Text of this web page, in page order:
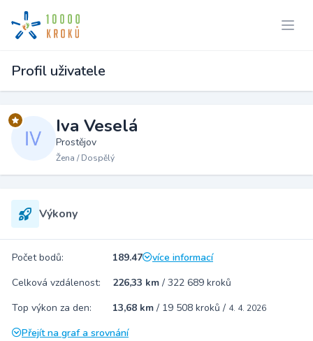
Profil uživatele
Iva Veselá
Prostějov
Žena / Dospělý
Výkony
Počet bodů: 189.47
více informací
Celková vzdálenost:
226,33 km / 322 689 kroků
Top výkon za den:
13,68 km / 19 508 kroků / 4. 4. 2026
Přejít na graf a srovnání